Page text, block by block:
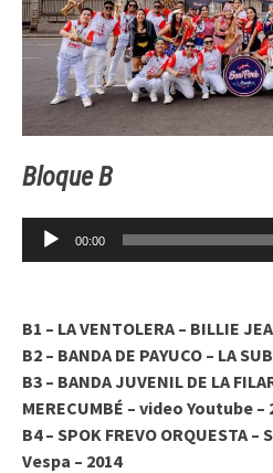
Bloque B
Reproductor
00:00
B1 – LA VENTOLERA – BILLIE
B2 – BANDA DE PAYUCO – LA
B3 – BANDA JUVENIL DE LA
MERECUMBÉ – video Youtube –
B4 – SPOK FREVO ORQUESTA
Vespa – 2014